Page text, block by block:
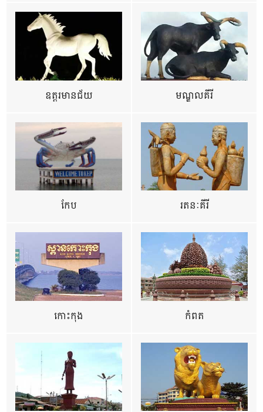
ឧត្ដរមានជ័យ មណ្ឌលគីរី
កែប រតនៈគីរី
កោះកុង កំពត